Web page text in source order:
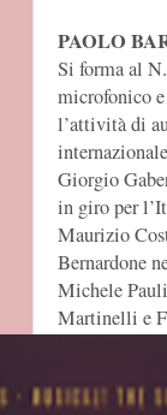
PAOLO
Si forma al
microfonico
l’attività di
Giorgio
in giro per
Maurizio
Bernardone
Michele
Martinelli e
debutta a